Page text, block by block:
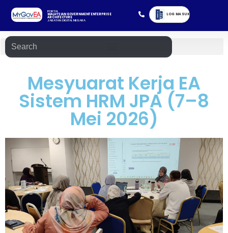
PORTAL
MALAYSIAN GOVERNMENT ENTERPRISE
ARCHITECTURE
JABATAN DIGITAL NEGARA
LOG MASUK
Mesyuarat Kerja EA
Sistem HRM JPA (7–8
Mei 2026)